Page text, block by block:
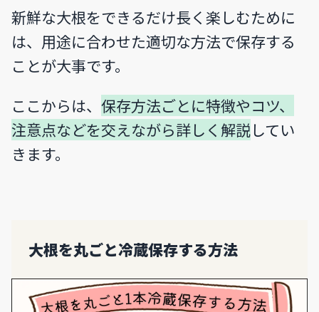
新鮮な大根をできるだけ長く楽しむために
は、用途に合わせた適切な方法で保存する
ことが大事です。
ここからは、 保存方法ごとに特徴やコツ、
注意点などを交えながら詳しく解説してい
きます。
大根を丸ごと冷蔵保存する方法